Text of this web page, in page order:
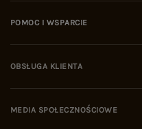
POMOC I WSPARCIE
OBSŁUGA KLIENTA
MEDIA SPOŁECZNOŚCIOWE